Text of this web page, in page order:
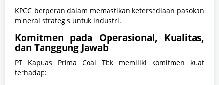
KPCC berperan dalam memastikan ketersediaan pasokan
mineral strategis untuk industri.
Komitmen pada Operasional, Kualitas,
dan Tanggung Jawab
PT Kapuas Prima Coal Tbk memiliki komitmen kuat
terhadap: